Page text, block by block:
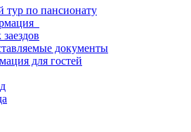
тур по пансионату
документы
для гостей